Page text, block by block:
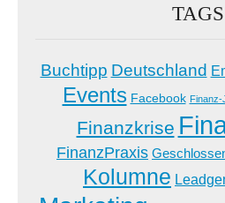
TAGS
Buchtipp Deutschland
Events Facebook Finanz-
Finanzkrise
FinanzPraxis
Kolumne